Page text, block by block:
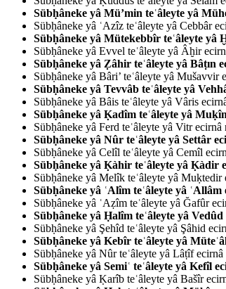
Sübḥâneke yâ Mü’min teʿâleyte yâ
Sübḥâneke yâ ʿAzîz teʿâleyte yâ Cebbâr
Sübḥâneke yâ Mütekebbîr teʿâleyte yâ
Sübḥâneke yâ Evvel teʿâleyte yâ Âḫir
Sübḥâneke yâ Ẓâhir teʿâleyte yâ Bâṭın
Sübḥâneke yâ Bâri’ teʿâleyte yâ Mušavvir
Sübḥâneke yâ Tevvâb teʿâleyte yâ
Sübḥâneke yâ Bâis teʿâleyte yâ Vâris
Sübḥâneke yâ Ḳadîm teʿâleyte yâ
Sübḥâneke yâ Ferd teʿâleyte yâ Vitr
Sübḥâneke yâ Nûr teʿâleyte yâ Settâr
Sübḥâneke yâ Celîl teʿâleyte yâ Cemîl
Sübḥâneke yâ Ḳàhir teʿâleyte yâ Ḳàdir
Sübḥâneke yâ Melîk teʿâleyte yâ
Sübḥâneke yâ ʿAlîm teʿâleyte yâ
Sübḥâneke yâ ʿAẓîm teʿâleyte yâ Ğafûr
Sübḥâneke yâ Ḥalîm teʿâleyte yâ
Sübḥâneke yâ Şehîd teʿâleyte yâ Şâhid
Sübḥâneke yâ Kebîr teʿâleyte yâ
Sübḥâneke yâ Nûr teʿâleyte yâ Lâṭîf
Sübḥâneke yâ Semiʿ teʿâleyte yâ Kefîl
Sübḥâneke yâ Ḳarîb teʿâleyte yâ Bašîr